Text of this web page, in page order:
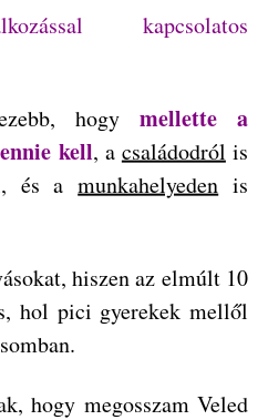
kapcsolatos
hogy mellette a
kell, a családodról is
és amunkahelyeden is
hiszen az elmúlt 10
hol pici gyerekek mellől
hogy megosszam Veled